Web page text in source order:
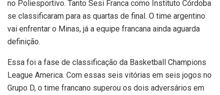
no Poliesportivo. Tanto Sesi Franca como Instituto Córdoba
se classificaram para as quartas de final. O time argentino
vai enfrentar o Minas, já a equipe francana ainda aguarda
definição.
Essa foi a fase de classificação da Basketball Champions
League America. Com essas seis vitórias em seis jogos no
Grupo D, o time francano superou os dois adversários em